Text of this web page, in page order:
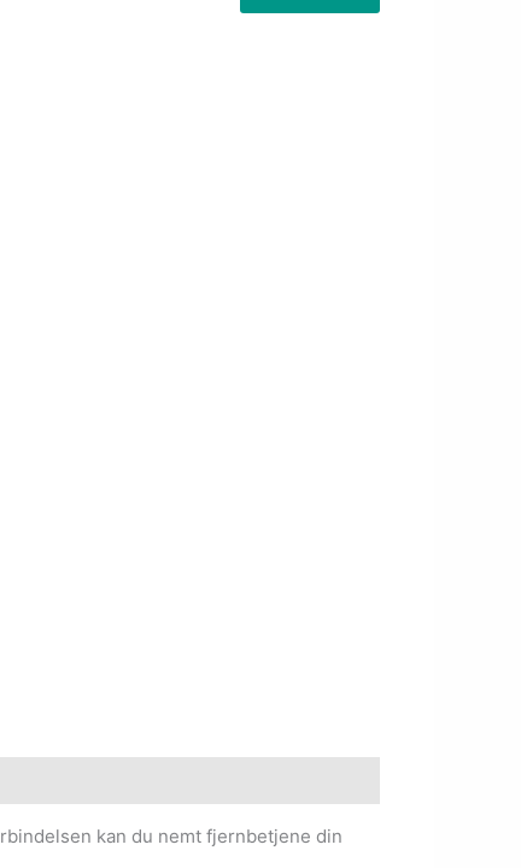
kan du nemt fjernbetjene din